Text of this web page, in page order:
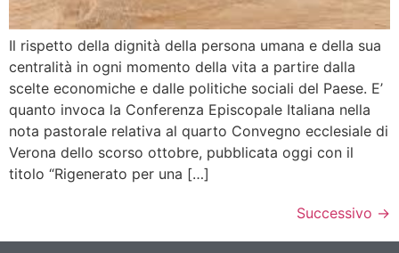
Il rispetto della dignità della persona umana e della sua
centralità in ogni momento della vita a partire dalla
scelte economiche e dalle politiche sociali del Paese. E’
quanto invoca la Conferenza Episcopale Italiana nella
nota pastorale relativa al quarto Convegno ecclesiale di
Verona dello scorso ottobre, pubblicata oggi con il
titolo “Rigenerato per una […]
Successivo →